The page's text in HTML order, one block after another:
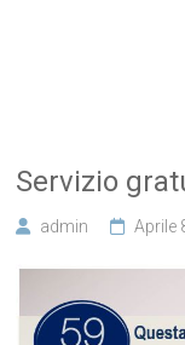
Servizio
admin Aprile